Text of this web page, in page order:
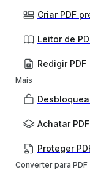
Criar PDF
Leitor de
Redigir PDF
Mais
Achatar PDF
Proteger
Converter para PDF